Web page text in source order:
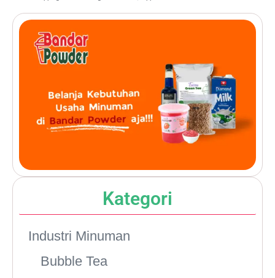
Kategori
Industri Minuman
Bubble Tea